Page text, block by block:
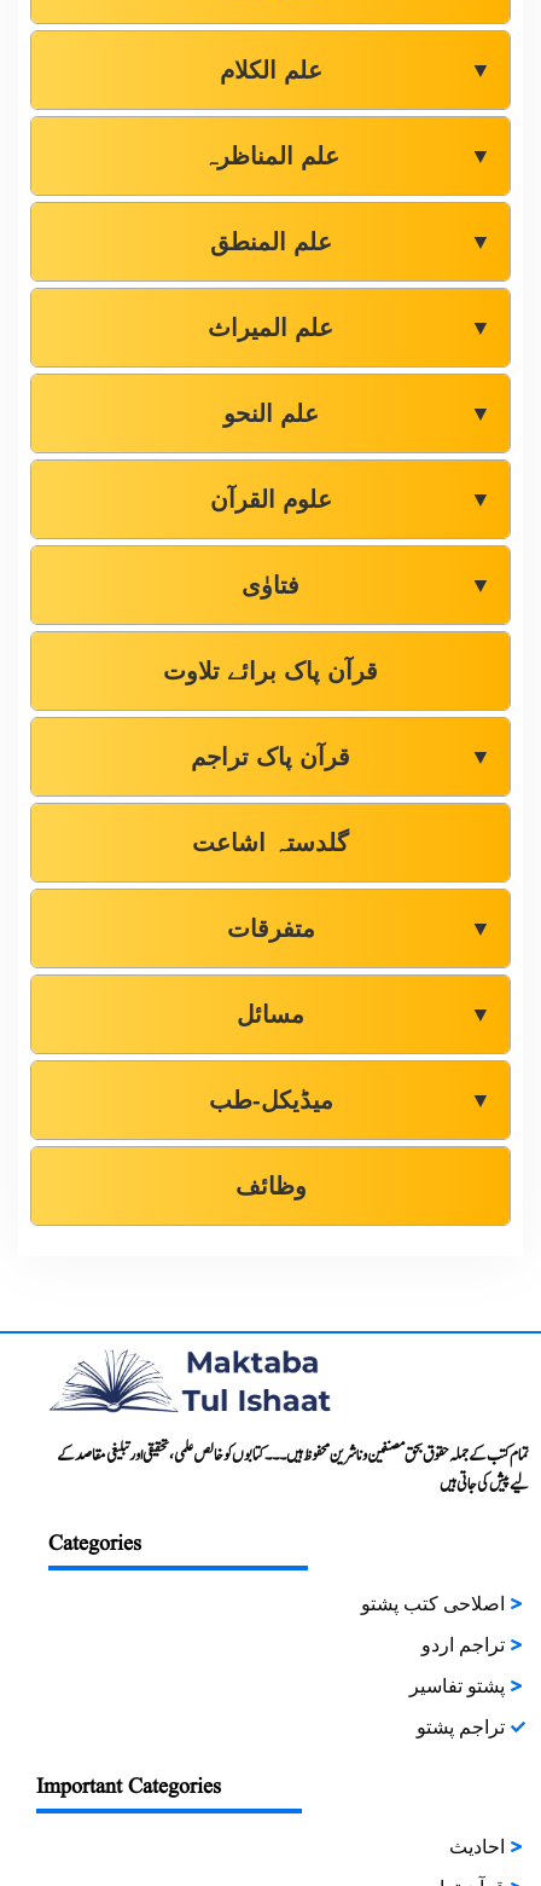
علم الکلام ▼
علم المناظرہ ▼
علم المنطق ▼
علم المیراث ▼
علم النحو ▼
علوم القرآن ▼
فتاوٰی ▼
قرآن پاک برائے تلاوت
قرآن پاک تراجم ▼
گلدستہ اشاعت
متفرقات ▼
مسائل ▼
میڈیکل-طب ▼
وظائف
تمام کتب کے جملہ حقوق بحق مصنفین و ناشرین محفوظ ہیں۔۔۔ کتابوں کو خالص علمی، تحقیقی اور تبلیغی مقاصد کے
لیے پیش کی جاتی ہیں
Categories
اصلاحی کتب پشتو
تراجم اردو
پشتو تفاسیر
تراجم پشتو
Important Categories
احادیث